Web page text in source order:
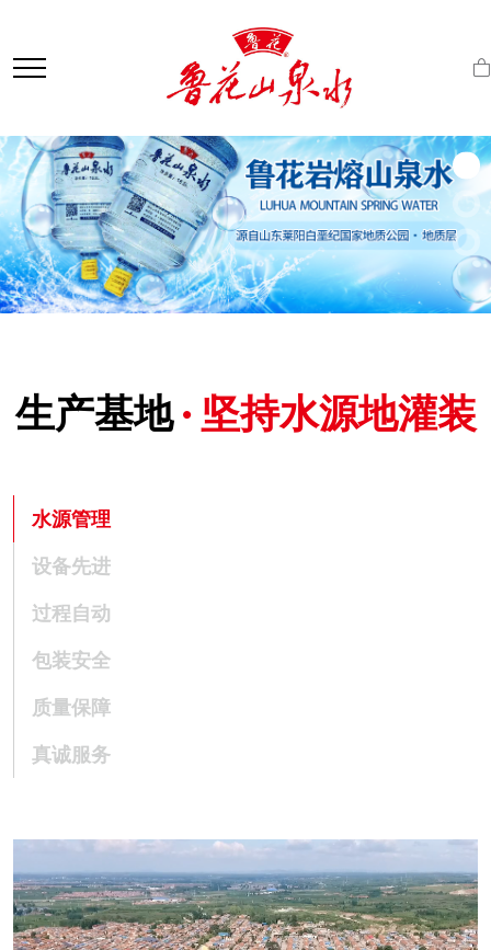
1
3
生产基地· 坚持水源地灌装
水源管理
设备先进
过程自动
包装安全
质量保障
真诚服务